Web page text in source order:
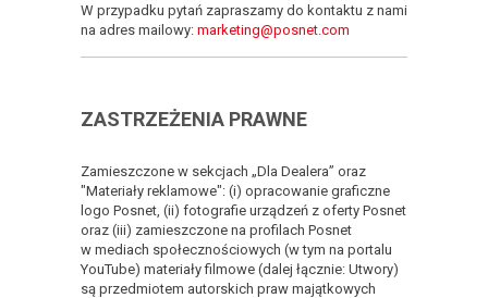
W przypadku pytań zapraszamy do kontaktu z nami
na adres mailowy: marketing@posnet.com
ZASTRZEŻENIA PRAWNE
Zamieszczone w sekcjach „Dla Dealera” oraz
"Materiały reklamowe": (i) opracowanie graficzne
logo Posnet, (ii) fotografie urządzeń z oferty Posnet
oraz (iii) zamieszczone na profilach Posnet
w mediach społecznościowych (w tym na portalu
YouTube) materiały filmowe (dalej łącznie: Utwory)
są przedmiotem autorskich praw majątkowych